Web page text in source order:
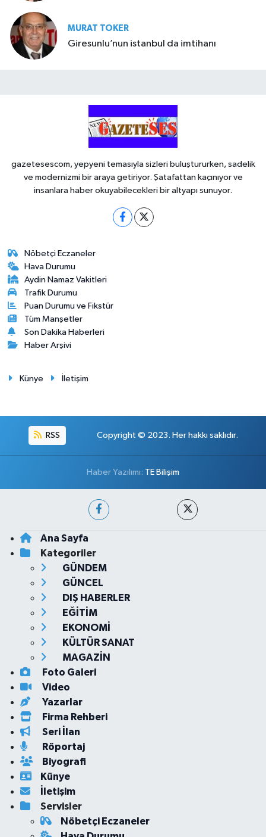
MURAT TOKER
Giresunlu’nun istanbul da imtihanı
gazetesescom, yepyeni temasıyla sizleri buluştururken, sadelik
ve modernizmi bir araya getiriyor. Şatafattan kaçınıyor ve
insanlara haber okuyabilecekleri bir altyapı sunuyor.
Nöbetçi Eczaneler
Hava Durumu
Aydin Namaz Vakitleri
Trafik Durumu
Puan Durumu ve Fikstür
Tüm Manşetler
Son Dakika Haberleri
Haber Arşivi
Künye İletişim
RSS Copyright © 2023. Her hakkı saklıdır.
Haber Yazılımı: TE Bilişim
Ana Sayfa
Kategoriler
GÜNDEM
GÜNCEL
DIŞ HABERLER
EĞİTİM
EKONOMİ
KÜLTÜR SANAT
MAGAZİN
Foto Galeri
Video
Yazarlar
Firma Rehberi
Seri İlan
Röportaj
Biyografi
Künye
İletişim
Servisler
Nöbetçi Eczaneler